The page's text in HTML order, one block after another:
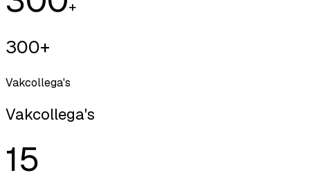
+
300+
Vakcollega's
Vakcollega's
15